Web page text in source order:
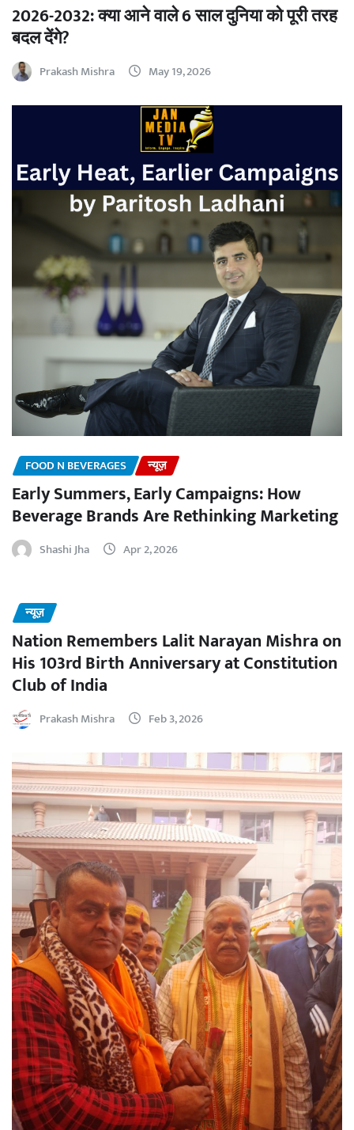
2026-2032: क्या आने वाले 6 साल दुनिया को पूरी तरह
बदल देंगे?
Prakash Mishra May 19, 2026
FOOD N BEVERAGES न्यूज़
Early Summers, Early Campaigns: How
Beverage Brands Are Rethinking Marketing
Shashi Jha Apr 2, 2026
न्यूज़
Nation Remembers Lalit Narayan Mishra on
His 103rd Birth Anniversary at Constitution
Club of India
Prakash Mishra Feb 3, 2026